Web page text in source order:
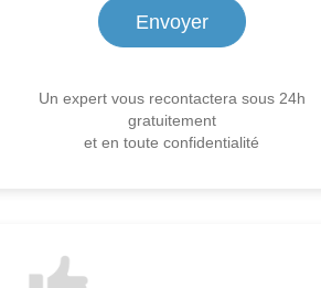
Un expert vous recontactera sous 24h
gratuitement
et en toute confidentialité